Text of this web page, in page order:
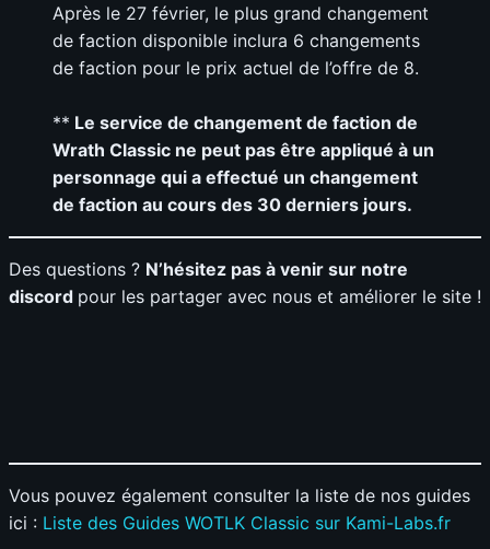
Après le 27 février, le plus grand changement
de faction disponible inclura 6 changements
de faction pour le prix actuel de l’offre de 8.
** Le service de changement de faction de
Wrath Classic ne peut pas être appliqué à un
personnage qui a effectué un changement
de faction au cours des 30 derniers jours.
Des questions ? N’hésitez pas à venir sur notre
discord pour les partager avec nous et améliorer le site !
Vous pouvez également consulter la liste de nos guides
ici : Liste des Guides WOTLK Classic sur Kami-Labs.fr